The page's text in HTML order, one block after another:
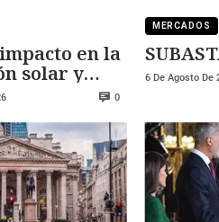
en la
solar y
0
MERCADOS
6 De Agosto De